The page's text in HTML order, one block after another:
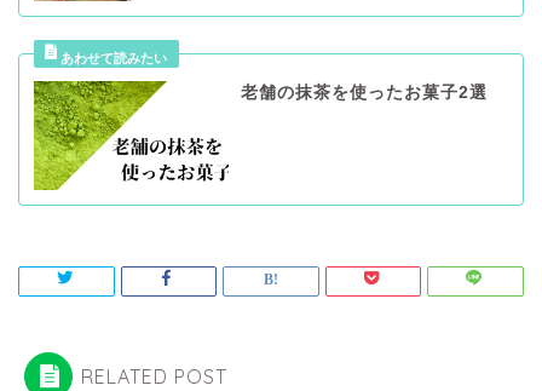
老舗の抹茶を使ったお菓子2選
RELATED POST